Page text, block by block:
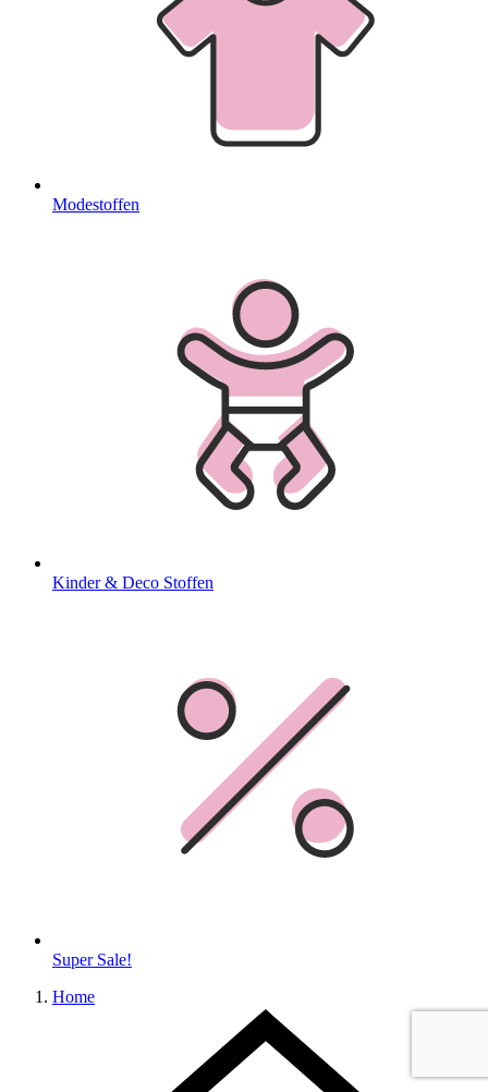
Modestoffen
Kinder & Deco Stoffen
Super Sale!
Home